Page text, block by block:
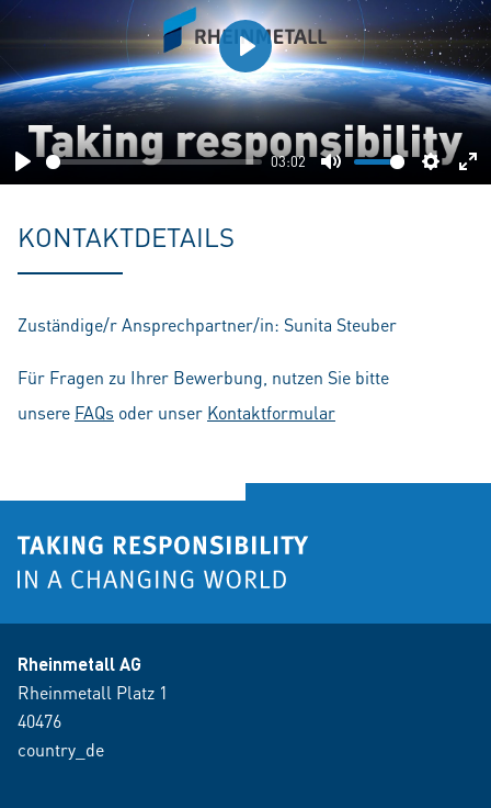
Play
03:02
Mute
Play
KONTAKTDETAILS
Zuständige/r Ansprechpartner/in: Sunita Steuber
Für Fragen zu Ihrer Bewerbung, nutzen Sie bitte
unsere FAQs oder unser Kontaktformular
Rheinmetall AG
Rheinmetall Platz 1
40476
country_de